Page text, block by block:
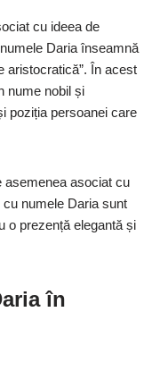
cu ideea de
Daria înseamnă
aristocratică”. În acest
nume nobil și
poziția persoanei care
asemenea asociat cu
numele Daria sunt
o prezență elegantă și
în